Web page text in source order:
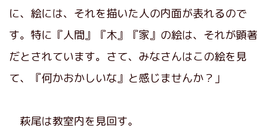
に、絵には、それを描いた人の内面が表れるので
す。特に『人間』『木』『家』の絵は、それが顕著
だとされています。さて、みなさんはこの絵を見
て、『何かおかしいな』と感じませんか？」
萩尾は教室内を見回す。